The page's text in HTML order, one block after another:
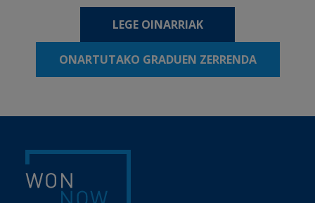
LEGE OINARRIAK
ONARTUTAKO GRADUEN ZERRENDA